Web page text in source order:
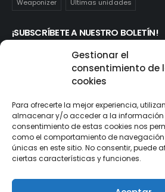
Gestionar el
consentimiento de
cookies
Para ofrecerte la mejor experiencia,
almacenar y/o acceder a la información
consentimiento de estas cookies nos
como el comportamiento de
únicas en este sitio. No consentir, puede
ciertas características y funciones.
Weaponizer Últimas unidades
¡SUBSCRÍBETE A NUESTRO BOLETÍN!
Te mantendrás informado de las
realmente te interesan. Subscríbete